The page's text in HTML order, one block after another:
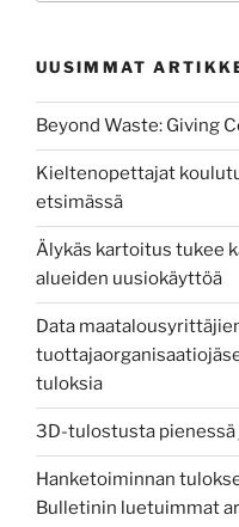
guide
till
och
hållbart
–
en
handbok
UUSIMMAT
Beyond Waste: Giving
Kieltenopettajat
etsimässä
Älykäs kartoitus tukee
alueiden uusiokäyttöä
Data
tuloksia
3D-tulostusta pienessä
Hanketoiminnan
Bulletinin luetuimmat